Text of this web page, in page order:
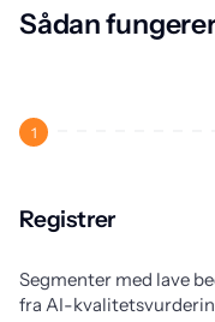
Sådan
1
Registrer
Segmenter med lave
fra AI-